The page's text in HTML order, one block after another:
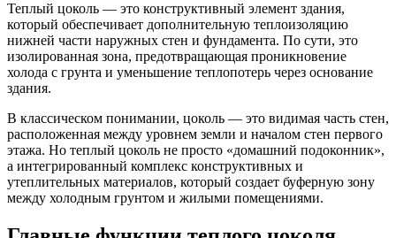
Теплый цоколь — это конструктивный элемент здания,
который обеспечивает дополнительную теплоизоляцию
нижней части наружных стен и фундамента. По сути, это
изолированная зона, предотвращающая проникновение
холода с грунта и уменьшение теплопотерь через основание
здания.
В классическом понимании, цоколь — это видимая часть стен,
расположенная между уровнем земли и началом стен первого
этажа. Но теплый цоколь не просто «домашний подоконник»,
а интегрированный комплекс конструктивных и
утеплительных материалов, который создает буферную зону
между холодным грунтом и жилыми помещениями.